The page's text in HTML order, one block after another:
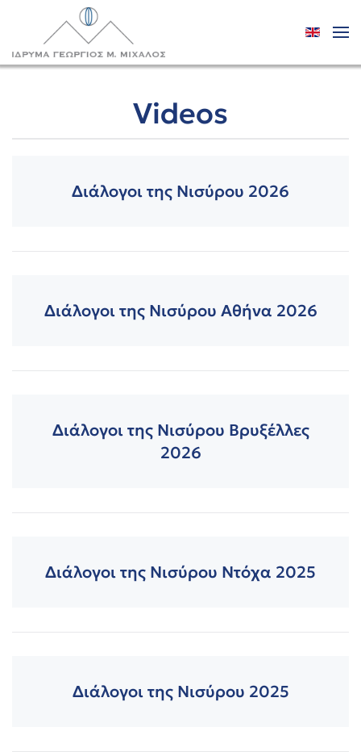
Skip to main content
Videos
Διάλογοι της Νισύρου 2026
Διάλογοι της Νισύρου Αθήνα 2026
Διάλογοι της Νισύρου Βρυξέλλες
2026
Διάλογοι της Νισύρου Ντόχα 2025
Διάλογοι της Νισύρου 2025